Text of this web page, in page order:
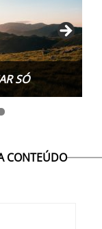
SÓ
CONTEÚDO